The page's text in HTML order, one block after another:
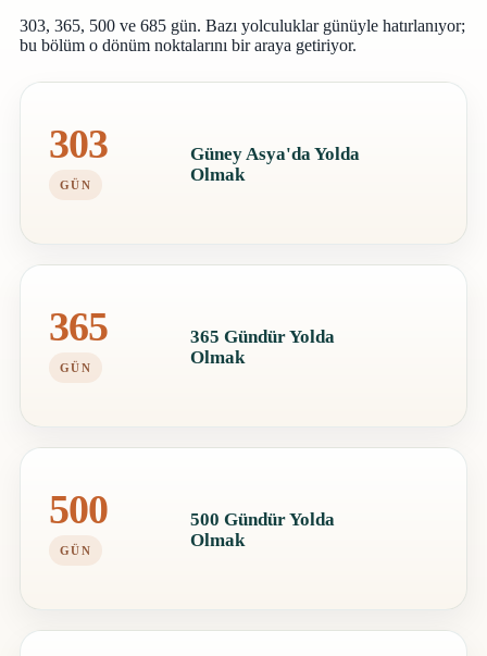
303, 365, 500 ve 685 gün. Bazı yolculuklar günüyle hatırlanıyor;
bu bölüm o dönüm noktalarını bir araya getiriyor.
303
GÜN
Güney Asya'da Yolda
Olmak
365
GÜN
365 Gündür Yolda
Olmak
500
GÜN
500 Gündür Yolda
Olmak